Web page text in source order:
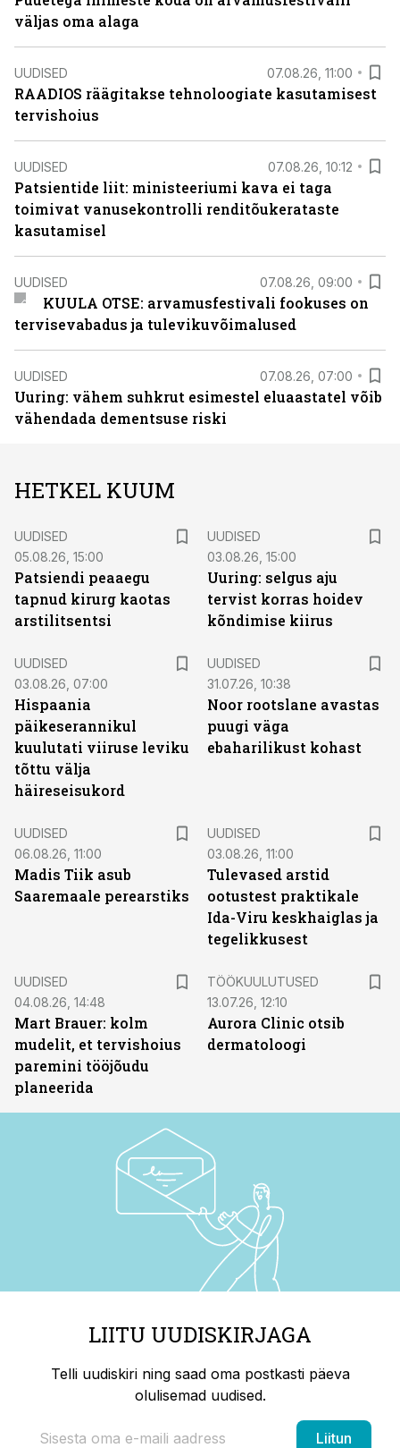
väljas oma alaga
UUDISED 07.08.26, 11:00
RAADIOS räägitakse tehnoloogiate kasutamisest
tervishoius
UUDISED 07.08.26, 10:12
Patsientide liit: ministeeriumi kava ei taga
toimivat vanusekontrolli renditõukerataste
kasutamisel
UUDISED 07.08.26, 09:00
KUULA OTSE: arvamusfestivali fookuses on
tervisevabadus ja tulevikuvõimalused
UUDISED 07.08.26, 07:00
Uuring: vähem suhkrut esimestel eluaastatel võib
vähendada dementsuse riski
HETKEL KUUM
UUDISED
05.08.26, 15:00
Patsiendi peaaegu
tapnud kirurg kaotas
arstilitsentsi
UUDISED
03.08.26, 15:00
Uuring: selgus aju
tervist korras hoidev
kõndimise kiirus
UUDISED
03.08.26, 07:00
Hispaania
päikeserannikul
kuulutati viiruse leviku
tõttu välja
häireseisukord
UUDISED
31.07.26, 10:38
Noor rootslane avastas
puugi väga
ebaharilikust kohast
UUDISED
06.08.26, 11:00
Madis Tiik asub
Saaremaale perearstiks
UUDISED
03.08.26, 11:00
Tulevased arstid
ootustest praktikale
Ida-Viru keskhaiglas ja
tegelikkusest
UUDISED
04.08.26, 14:48
Mart Brauer: kolm
mudelit, et tervishoius
paremini tööjõudu
planeerida
TÖÖKUULUTUSED
13.07.26, 12:10
Aurora Clinic otsib
dermatoloogi
LIITU UUDISKIRJAGA
Telli uudiskiri ning saad oma postkasti päeva
olulisemad uudised.
Liitun